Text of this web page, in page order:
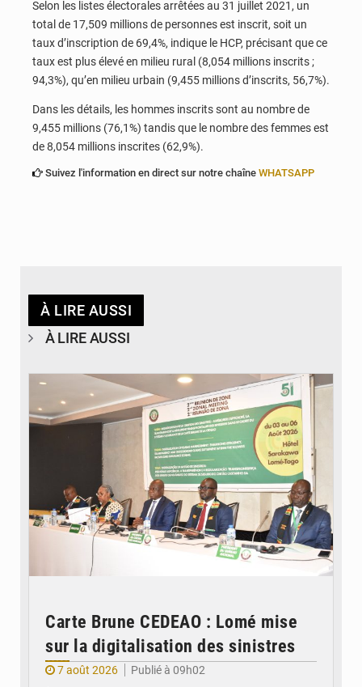
Selon les listes électorales arrêtées au 31 juillet 2021, un
total de 17,509 millions de personnes est inscrit, soit un
taux d’inscription de 69,4%, indique le HCP, précisant que ce
taux est plus élevé en milieu rural (8,054 millions inscrits ;
94,3%), qu’en milieu urbain (9,455 millions d’inscrits, 56,7%).
Dans les détails, les hommes inscrits sont au nombre de
9,455 millions (76,1%) tandis que le nombre des femmes est
de 8,054 millions inscrites (62,9%).
Suivez l'information en direct sur notre chaîne WHATSAPP
À LIRE AUSSI
À LIRE AUSSI
Carte Brune CEDEAO : Lomé mise
sur la digitalisation des sinistres
7 août 2026
Publié à 09h02